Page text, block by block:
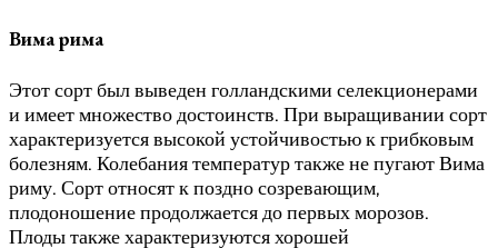
Вима рима
Этот сорт был выведен голландскими селекционерами
и имеет множество достоинств. При выращивании сорт
характеризуется высокой устойчивостью к грибковым
болезням. Колебания температур также не пугают Вима
риму. Сорт относят к поздно созревающим,
плодоношение продолжается до первых морозов.
Плоды также характеризуются хорошей